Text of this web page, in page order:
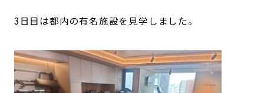
3日目は都内の有名施設を見学しました。